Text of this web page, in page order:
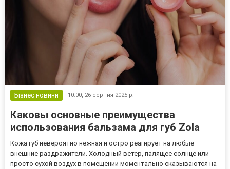
Бізнес новини 10:00, 26 серпня 2025 р.
Каковы основные преимущества
использования бальзама для губ Zola
Кожа губ невероятно нежная и остро реагирует на любые
внешние раздражители. Холодный ветер, палящее солнце или
просто сухой воздух в помещении моментально сказываются на